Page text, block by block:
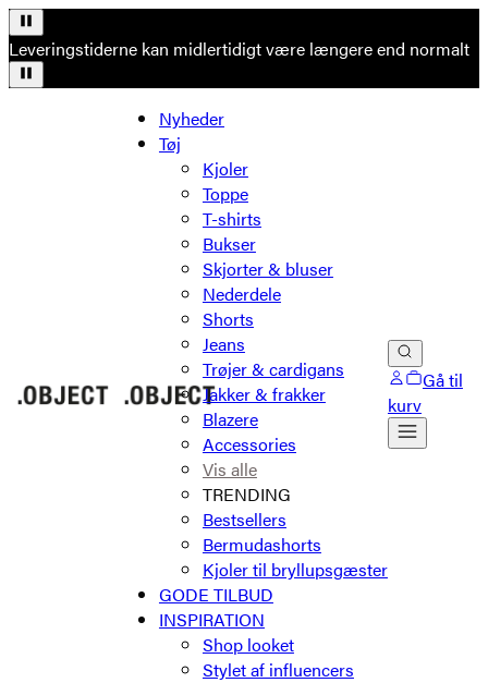
Leveringstiderne kan midlertidigt være længere end normalt
Nyheder
Tøj
Kjoler
Toppe
T-shirts
Bukser
Skjorter & bluser
Nederdele
Shorts
Jeans
Trøjer & cardigans
Jakker & frakker
Blazere
Accessories
Vis alle
TRENDING
Bestsellers
Bermudashorts
Kjoler til bryllupsgæster
GODE TILBUD
INSPIRATION
Shop looket
Stylet af influencers
Gå til
kurv